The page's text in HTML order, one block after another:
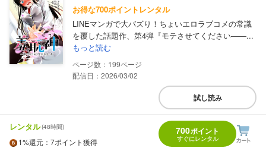
お得な700ポイントレンタル
LINEマンガで大バズり！ちょいエロラブコメの常識
を覆した話題作、第4弾『モテさせてください――...
もっと読む
199
配信日：2026/03/02
試し読み
レンタル(48時間)
1%還元 ：7ポイント獲得
700ポイント
すぐにレンタル